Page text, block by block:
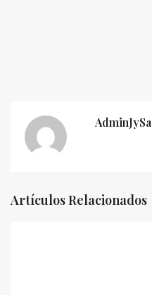
AdminJySa
Artículos Relacionados